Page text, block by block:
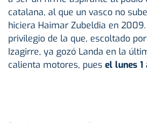
catalana, al que un vasco no
hiciera Haimar Zubeldia en
privilegio de la que, escoltado
Izagirre, ya gozó Landa en la
calienta motores, pues el lunes